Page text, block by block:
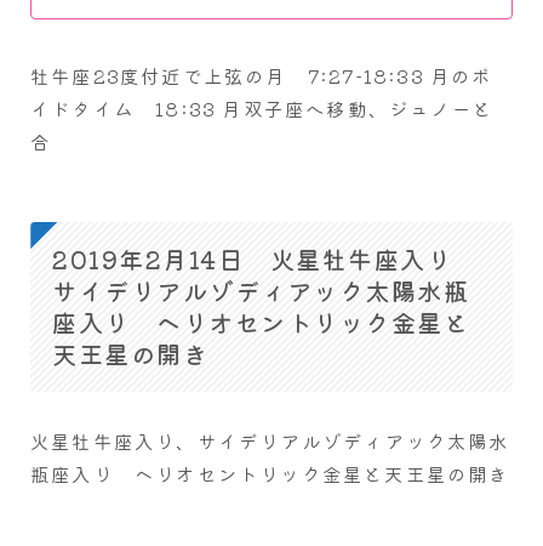
牡牛座23度付近で上弦の月 7:27-18:33 月のボ
イドタイム 18:33 月双子座へ移動、ジュノーと
合
2019年2月14日 火星牡牛座入り
サイデリアルゾディアック太陽水瓶
座入り ヘリオセントリック金星と
天王星の開き
火星牡牛座入り、サイデリアルゾディアック太陽水
瓶座入り ヘリオセントリック金星と天王星の開き